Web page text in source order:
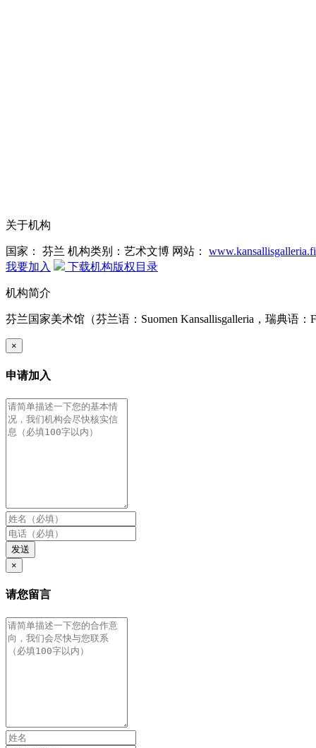
关于机构
国家： 芬兰 机构类别：艺术文博 网站：
我要加入
下载机构版权目录
机构简介
芬兰国家美术馆（芬兰语：Suomen Kansallisgalleria，瑞典语
×
申请加入
发送
×
请您留言